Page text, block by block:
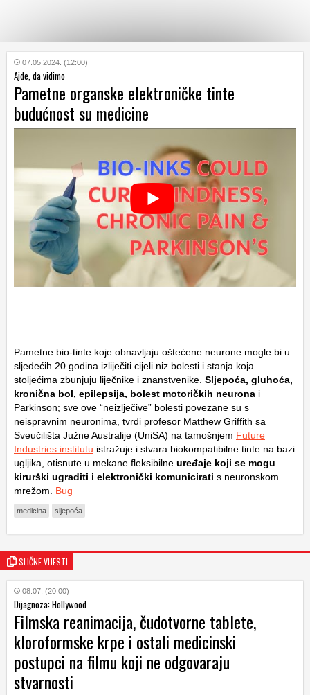
KATEGORIJE
HRVATSKI
WEB
07.05.2024. (12:00)
Ajde, da vidimo
Pametne organske elektroničke tinte
budućnost su medicine
Pametne bio-tinte koje obnavljaju oštećene neurone mogle bi u
sljedećih 20 godina izliječiti cijeli niz bolesti i stanja koja
stoljećima zbunjuju liječnike i znanstvenike. Sljepoća, gluhoća,
kronična bol, epilepsija, bolest motoričkih neurona i
Parkinson; sve ove “neizlječive” bolesti povezane su s
neispravnim neuronima, tvrdi profesor Matthew Griffith sa
Sveučilišta Južne Australije (UniSA) na tamošnjem Future
Industries institutu istražuje i stvara biokompatibilne tinte na bazi
ugljika, otisnute u mekane fleksibilne uređaje koji se mogu
kirurški ugraditi i elektronički komunicirati s neuronskom
mrežom. Bug
medicina sljepoća
SLIČNE VIJESTI
08.07. (20:00)
Dijagnoza: Hollywood
Filmska reanimacija, čudotvorne tablete,
kloroformske krpe i ostali medicinski
postupci na filmu koji ne odgovaraju
stvarnosti